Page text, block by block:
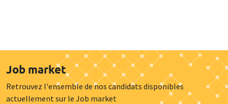
Job market
Retrouvez l'ensemble de nos candidats disponibles
actuellement sur le Job market